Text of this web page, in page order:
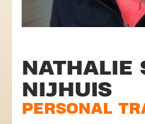
NATHALIE
NIJHUIS
PERSONAL